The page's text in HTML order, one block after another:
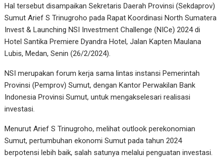
Hal tersebut disampaikan Sekretaris Daerah Provinsi (Sekdaprov)
Sumut Arief S Trinugroho pada Rapat Koordinasi North Sumatera
Invest & Launching NSI Investment Challenge (NICe) 2024 di
Hotel Santika Premiere Dyandra Hotel, Jalan Kapten Maulana
Lubis, Medan, Senin (26/2/2024).
NSI merupakan forum kerja sama lintas instansi Pemerintah
Provinsi (Pemprov) Sumut, dengan Kantor Perwakilan Bank
Indonesia Provinsi Sumut, untuk mengakselesari realisasi
investasi.
Menurut Arief S Trinugroho, melihat outlook perekonomian
Sumut, pertumbuhan ekonomi Sumut pada tahun 2024
berpotensi lebih baik, salah satunya melalui penguatan investasi.